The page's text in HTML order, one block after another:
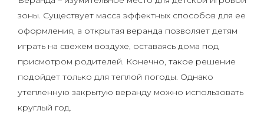
зоны. Существует масса эффектных способов для ее
оформления, а открытая веранда позволяет детям
играть на свежем воздухе, оставаясь дома под
присмотром родителей. Конечно, такое решение
подойдет только для теплой погоды. Однако
утепленную закрытую веранду можно использовать
круглый год.